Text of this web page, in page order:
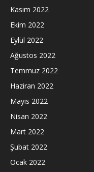
Kasım 2022
Ekim 2022
Eylül 2022
Ağustos 2022
Temmuz 2022
Haziran 2022
Mayıs 2022
Nisan 2022
Mart 2022
Şubat 2022
Ocak 2022